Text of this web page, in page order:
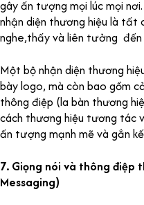
gây ấn tượng mọi lúc mọi
nhận diện thương hiệu là tất
nghe,thấy và liên tưởng đến
Một bộ nhận diện thương
bày logo, mà còn bao gồm
thông điệp (la bàn thương
cách thương hiệu tương tác
ấn tượng mạnh mẽ và gắn
7. Giọng nói và thông điệp
Messaging)